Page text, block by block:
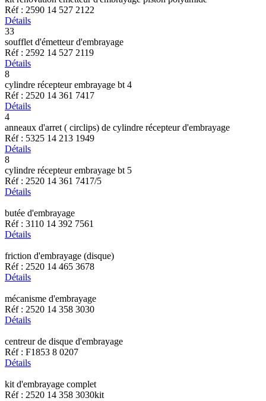
Réf : 2590 14 527 2122
Détails
33
soufflet d'émetteur d'embrayage
Réf : 2592 14 527 2119
Détails
8
cylindre récepteur embrayage bt 4
Réf : 2520 14 361 7417
Détails
4
anneaux d'arret ( circlips) de cylindre récepteur d'embrayage
Réf : 5325 14 213 1949
Détails
8
cylindre récepteur embrayage bt 5
Réf : 2520 14 361 7417/5
Détails
butée d'embrayage
Réf : 3110 14 392 7561
Détails
friction d'embrayage (disque)
Réf : 2520 14 465 3678
Détails
mécanisme d'embrayage
Réf : 2520 14 358 3030
Détails
centreur de disque d'embrayage
Réf : F1853 8 0207
Détails
kit d'embrayage complet
Réf : 2520 14 358 3030kit